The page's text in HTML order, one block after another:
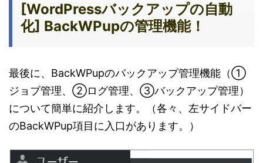
[WordPressバックアップの自動
化] BackWPupの管理機能！
最後に、BackWPupのバックアップ管理機能（①
ジョブ管理、②ログ管理、③バックアップ管理）
について簡単に紹介します。（各々、左サイドバー
のBackWPup項目に入口があります。）